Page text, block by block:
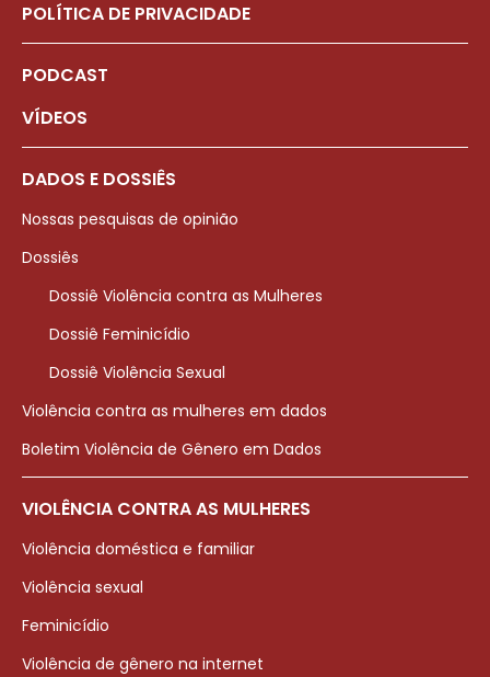
POLÍTICA DE PRIVACIDADE
PODCAST
VÍDEOS
DADOS E DOSSIÊS
Nossas pesquisas de opinião
Dossiês
Dossiê Violência contra as Mulheres
Dossiê Feminicídio
Dossiê Violência Sexual
Violência contra as mulheres em dados
Boletim Violência de Gênero em Dados
VIOLÊNCIA CONTRA AS MULHERES
Violência doméstica e familiar
Violência sexual
Feminicídio
Violência de gênero na internet